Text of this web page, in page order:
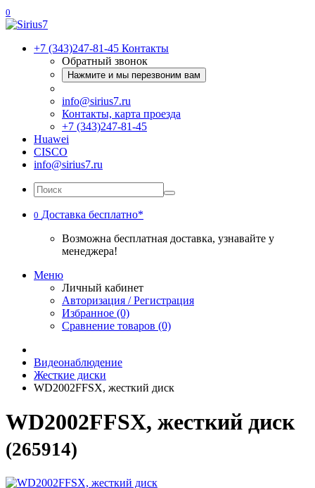
0
+7 (343)247-81-45 Контакты
Обратный звонок
Нажмите и мы перезвоним вам
info@sirius7.ru
Контакты, карта проезда
+7 (343)247-81-45
Huawei
CISCO
info@sirius7.ru
0 Доставка бесплатно*
Возможна бесплатная доставка, узнавайте у
менеджера!
Меню
Личный кабинет
Авторизация / Регистрация
Избранное (0)
Сравнение товаров (0)
Видеонаблюдение
Жесткие диски
WD2002FFSX, жесткий диск
WD2002FFSX, жесткий диск
(265914)